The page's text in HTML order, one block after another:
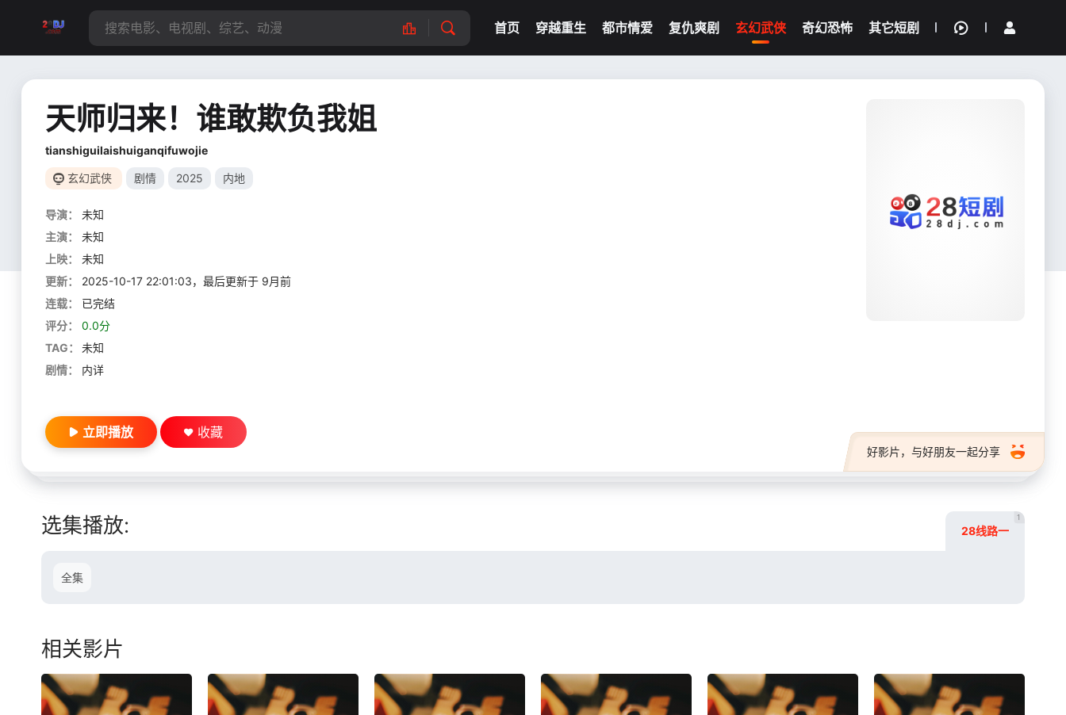
首页 穿越重生 都市情爱 复仇爽剧 玄幻武侠 奇幻恐怖 其它短剧
我的观影记录
天师归来！谁敢欺负我姐
tianshiguilaishuiganqifuwojie
玄幻武侠 剧情 2025 内地
导演：
未知
主演：
未知
上映：
未知
更新：
2025-10-17 22:01:03，最后更新于 9月前
连载：
已完结
评分：
0.0分
TAG：
未知
剧情：
内详
好影片，与好朋友一起分享
立即播放 收藏
选集播放: 28线路一
1
全集
相关影片